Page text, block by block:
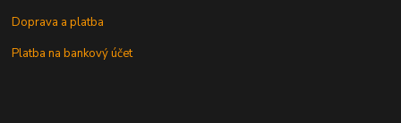
Doprava a platba
Platba na bankový účet